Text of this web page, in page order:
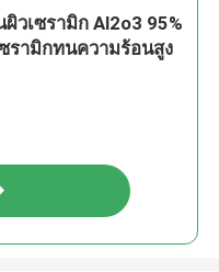
วเซรามิก Al2o3 95%
รามิกทนความร้อนสูง